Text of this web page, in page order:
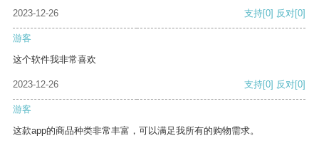
2023-12-26
支持[0] 反对[0]
游客
这个软件我非常喜欢
2023-12-26 支持[0] 反对[0]
游客
这款app的商品种类非常丰富，可以满足我所有的购物需求。